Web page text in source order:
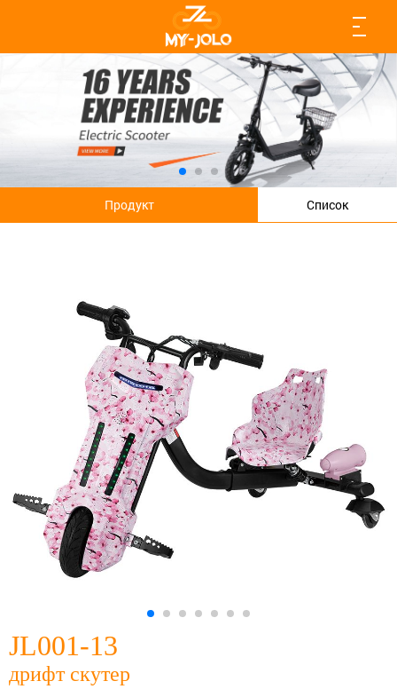
Продукт Список
JL001-13
дрифт скутер